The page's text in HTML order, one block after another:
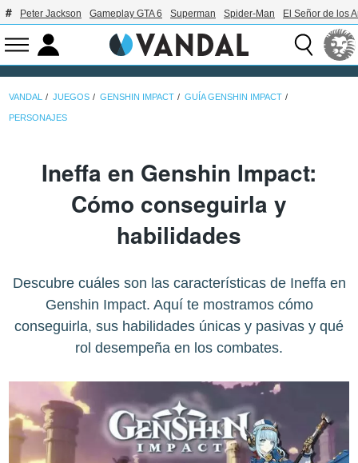
Peter Jackson Gameplay GTA 6 Superman Spider-Man El Señor de los
VANDAL JUEGOS GENSHIN IMPACT GUÍA GENSHIN IMPACT
PERSONAJES
Ineffa en Genshin Impact:
Cómo conseguirla y
habilidades
Descubre cuáles son las características de Ineffa en
Genshin Impact. Aquí te mostramos cómo
conseguirla, sus habilidades únicas y pasivas y qué
rol desempeña en los combates.